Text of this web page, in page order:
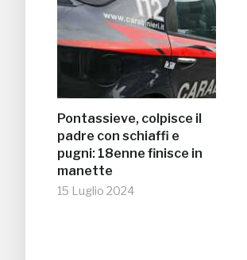
Pontassieve, colpisce il
padre con schiaffi e
pugni: 18enne finisce in
manette
15 Luglio 2024